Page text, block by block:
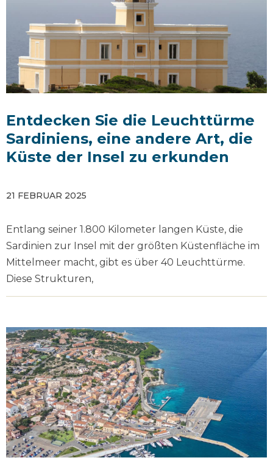
Entdecken Sie die Leuchttürme
Sardiniens, eine andere Art, die
Küste der Insel zu erkunden
21 FEBRUAR 2025
Entlang seiner 1.800 Kilometer langen Küste, die
Sardinien zur Insel mit der größten Küstenfläche im
Mittelmeer macht, gibt es über 40 Leuchttürme.
Diese Strukturen,